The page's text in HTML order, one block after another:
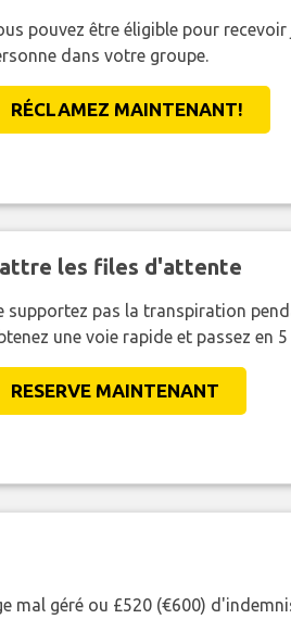
pouvez être éligible pour
dans votre groupe.
RÉCLAMEZ MAINTENANT!
les files d'attente
supportez pas la transpiration
une voie rapide et passez en
RESERVE MAINTENANT
mal géré ou £520 (€600)